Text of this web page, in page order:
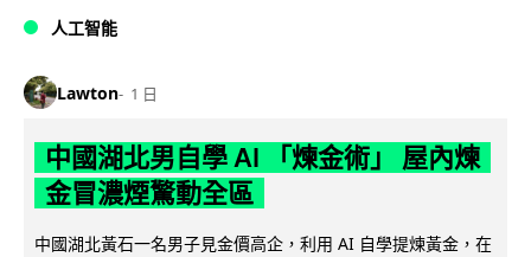
人工智能
Lawton 1 日
中國湖北男自學 AI 「煉金術」 屋內煉
金冒濃煙驚動全區
中國湖北黃石一名男子見金價高企，利用 AI 自學提煉黃金，在